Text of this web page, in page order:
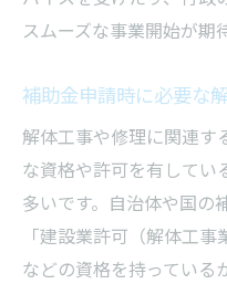
スムーズな事業開始が期
補助金申請時に必要な
解体工事や修理に関連す
な資格や許可を有してい
多いです。自治体や国の
「建設業許可（解体工事
などの資格を持っている